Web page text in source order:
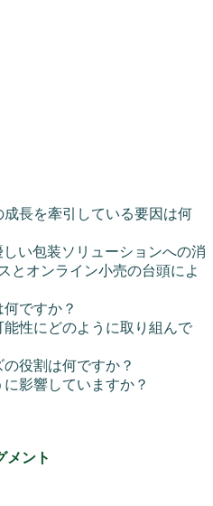
長を牽引している要因は何
い包装ソリューションへの消
とオンライン小売の台頭によ
ですか？
性にどのように取り組んで
役割は何ですか？
影響していますか？
メント